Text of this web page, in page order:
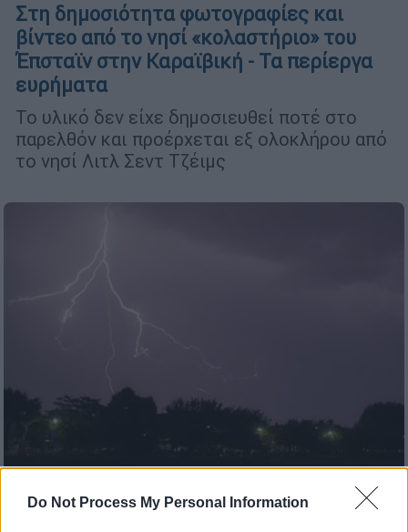
Do Not Process My Personal Information
Στη δημοσιότητα φωτογραφίες και
βίντεο από το νησί «κολαστήριο» του
Έπσταϊν στην Καραϊβική - Τα περίεργα
ευρήματα
Το υλικό δεν είχε δημοσιευθεί ποτέ στο
παρελθόν και προέρχεται εξ ολοκλήρου από
το νησί Λιτλ Σεντ Τζέιμς
Καιρός|03.12.2025 22:31